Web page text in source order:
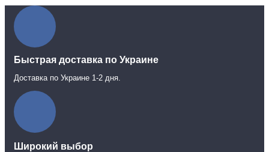
Быстрая доставка по Украине
Доставка по Украине 1-2 дня.
Широкий выбор